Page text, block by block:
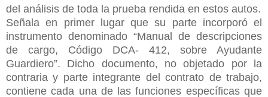
del análisis de toda la prueba rendida en estos autos.
Señala en primer lugar que su parte incorporó el
instrumento denominado “Manual de descripciones
de cargo, Código DCA- 412, sobre Ayudante
Guardiero”. Dicho documento, no objetado por la
contraria y parte integrante del contrato de trabajo,
contiene cada una de las funciones específicas que